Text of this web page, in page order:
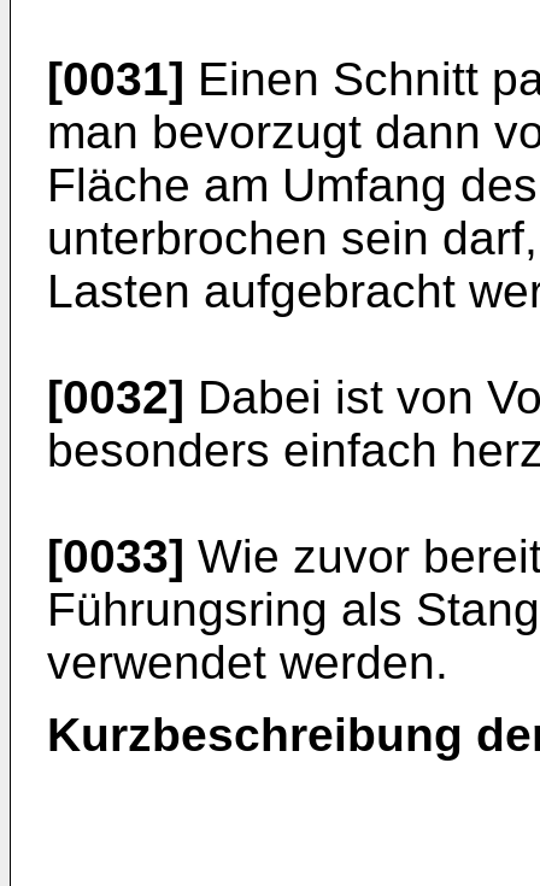
[0031] Einen Schnitt
man bevorzugt dann
Fläche am Umfang
unterbrochen sein
Lasten aufgebracht
[0032] Dabei ist von
besonders einfach
[0033] Wie zuvor
Führungsring als
verwendet werden.
Kurzbeschreibung